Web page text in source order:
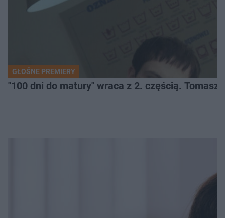
GŁOŚNE PREMIERY
"100 dni do matury" wraca z 2. częścią.